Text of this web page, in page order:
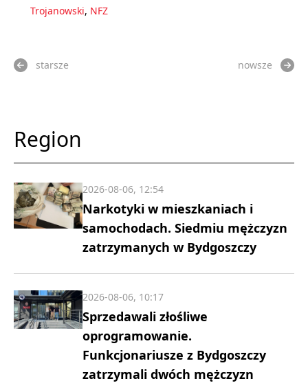
Trojanowski, NFZ
starsze nowsze
Region
Narkotyki w mieszkaniach i
samochodach. Siedmiu mężczyzn
zatrzymanych w Bydgoszczy
2026-08-06, 12:54
Sprzedawali złośliwe
oprogramowanie.
Funkcjonariusze z Bydgoszczy
zatrzymali dwóch mężczyzn
2026-08-06, 10:17